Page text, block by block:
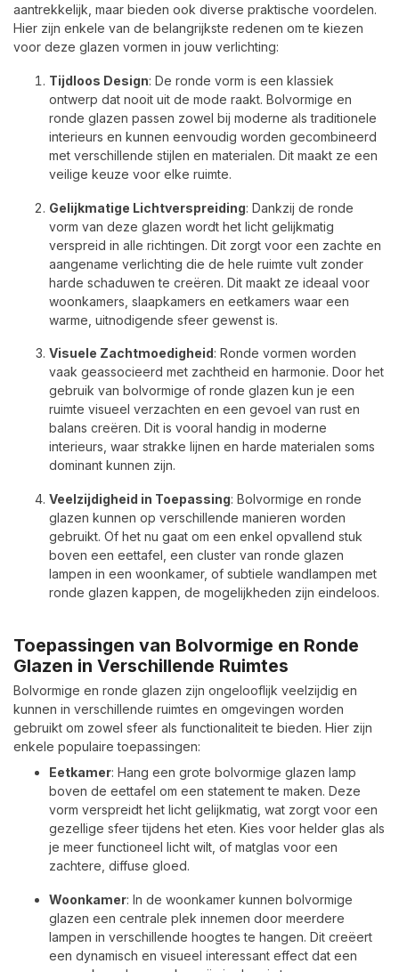
aantrekkelijk, maar bieden ook diverse praktische voordelen.
Hier zijn enkele van de belangrijkste redenen om te kiezen
voor deze glazen vormen in jouw verlichting:
Tijdloos Design: De ronde vorm is een klassiek
ontwerp dat nooit uit de mode raakt. Bolvormige en
ronde glazen passen zowel bij moderne als traditionele
interieurs en kunnen eenvoudig worden gecombineerd
met verschillende stijlen en materialen. Dit maakt ze een
veilige keuze voor elke ruimte.
Gelijkmatige Lichtverspreiding: Dankzij de ronde
vorm van deze glazen wordt het licht gelijkmatig
verspreid in alle richtingen. Dit zorgt voor een zachte en
aangename verlichting die de hele ruimte vult zonder
harde schaduwen te creëren. Dit maakt ze ideaal voor
woonkamers, slaapkamers en eetkamers waar een
warme, uitnodigende sfeer gewenst is.
Visuele Zachtmoedigheid : Ronde vormen worden
vaak geassocieerd met zachtheid en harmonie. Door het
gebruik van bolvormige of ronde glazen kun je een
ruimte visueel verzachten en een gevoel van rust en
balans creëren. Dit is vooral handig in moderne
interieurs, waar strakke lijnen en harde materialen soms
dominant kunnen zijn.
Veelzijdigheid in Toepassing: Bolvormige en ronde
glazen kunnen op verschillende manieren worden
gebruikt. Of het nu gaat om een enkel opvallend stuk
boven een eettafel, een cluster van ronde glazen
lampen in een woonkamer, of subtiele wandlampen met
ronde glazen kappen, de mogelijkheden zijn eindeloos.
Toepassingen van Bolvormige en Ronde
Glazen in Verschillende Ruimtes
Bolvormige en ronde glazen zijn ongelooflijk veelzijdig en
kunnen in verschillende ruimtes en omgevingen worden
gebruikt om zowel sfeer als functionaliteit te bieden. Hier zijn
enkele populaire toepassingen:
Eetkamer: Hang een grote bolvormige glazen lamp
boven de eettafel om een statement te maken. Deze
vorm verspreidt het licht gelijkmatig, wat zorgt voor een
gezellige sfeer tijdens het eten. Kies voor helder glas als
je meer functioneel licht wilt, of matglas voor een
zachtere, diffuse gloed.
Woonkamer: In de woonkamer kunnen bolvormige
glazen een centrale plek innemen door meerdere
lampen in verschillende hoogtes te hangen. Dit creëert
een dynamisch en visueel interessant effect dat een